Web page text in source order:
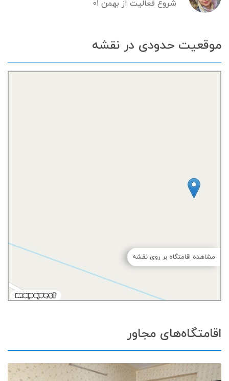
شروع فعالیت از بهمن ۰۱
موقعیت حدودی در نقشه
مشاهده اقامتگاه بر روی نقشه
اقامتگاه‌های مجاور